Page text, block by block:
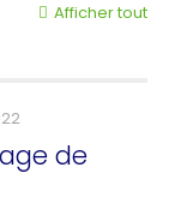
Afficher tout
de